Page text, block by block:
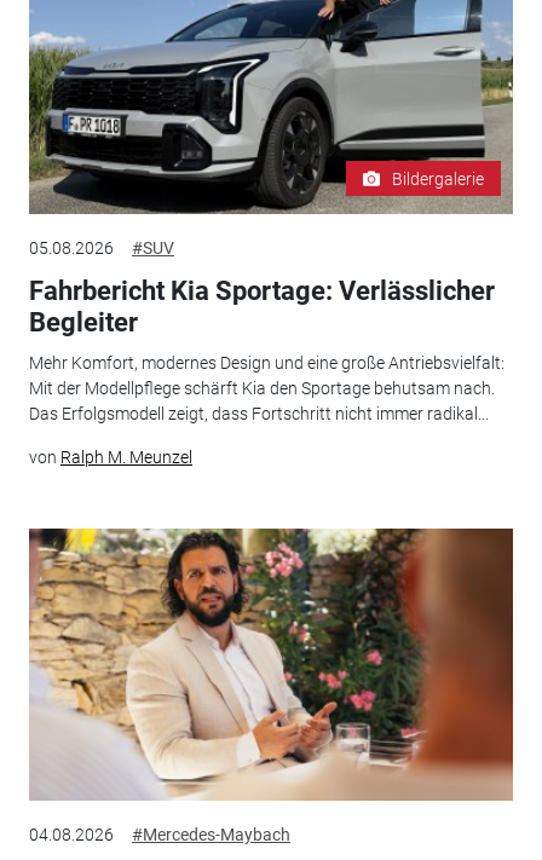
Bildergalerie
05.08.2026 #SUV
Fahrbericht Kia Sportage: Verlässlicher
Begleiter
Mehr Komfort, modernes Design und eine große Antriebsvielfalt:
Mit der Modellpflege schärft Kia den Sportage behutsam nach.
Das Erfolgsmodell zeigt, dass Fortschritt nicht immer radikal...
von Ralph M. Meunzel
04.08.2026 #Mercedes-Maybach